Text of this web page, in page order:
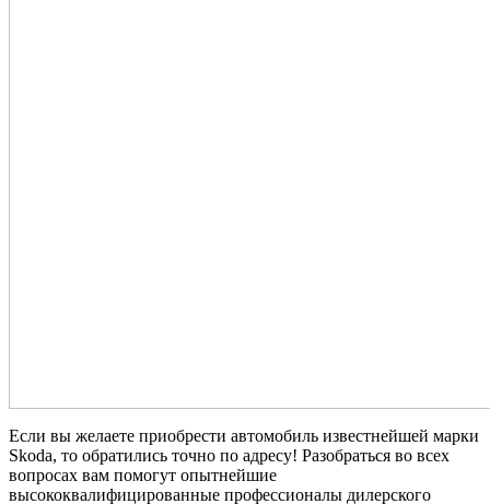
Если вы желаете приобрести автомобиль известнейшей марки
Skoda, то обратились точно по адресу! Разобраться во всех
вопросах вам помогут опытнейшие
высококвалифицированные профессионалы дилерского